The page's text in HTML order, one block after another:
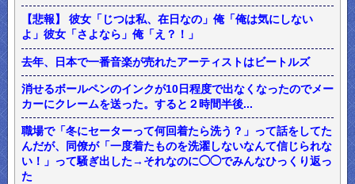
【悲報】 彼女「じつは私、在日なの」俺「俺は気にしない
よ」彼女「さよなら」俺「え？！」
去年、日本で一番音楽が売れたアーティストはビートルズ
消せるボールペンのインクが10日程度で出なくなったのでメー
カーにクレームを送った。すると２時間半後...
職場で「冬にセーターって何回着たら洗う？」って話をしてた
んだが、同僚が「一度着たものを洗濯しないなんて信じられな
い！」って騒ぎ出した→それなのに◯◯でみんなひっくり返っ
た